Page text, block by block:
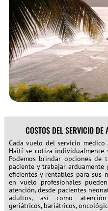
COSTOS DEL SERVICIO
Cada vuelo del servicio
Haití se cotiza
Podemos brindar opciones de
paciente y trabajar
eficientes y rentables para sus
en vuelo profesionales
atención, desde pacientes
adultos, así como
geriátricos, bariátricos,